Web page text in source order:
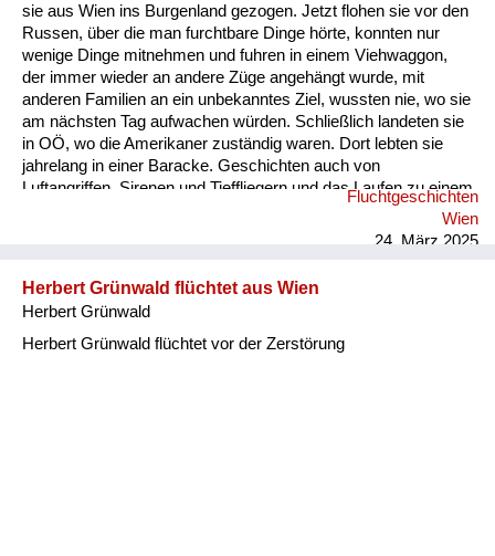
sie aus Wien ins Burgenland gezogen. Jetzt flohen sie vor den
Russen, über die man furchtbare Dinge hörte, konnten nur
wenige Dinge mitnehmen und fuhren in einem Viehwaggon,
der immer wieder an andere Züge angehängt wurde, mit
anderen Familien an ein unbekanntes Ziel, wussten nie, wo sie
am nächsten Tag aufwachen würden. Schließlich landeten sie
in OÖ, wo die Amerikaner zuständig waren. Dort lebten sie
jahrelang in einer Baracke. Geschichten auch von
Luftangriffen, Sirenen und Tieffliegern und das Laufen zu einem
Luftschutzkeller hörte ich. Von der Angst sprach meine Mutter,
und dass sie aus Angst immer etwas essen musste. Es gab
nur mit Essensmarken. Sie konnte mit d...
Fluchtgeschichten
Wien
24. März 2025
Herbert Grünwald flüchtet aus Wien
Herbert Grünwald
Herbert Grünwald flüchtet vor der Zerstörung